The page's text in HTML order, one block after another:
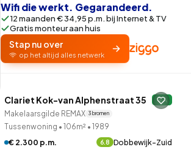
Wifi die werkt. Gegarandeerd.
12 maanden € 34,95 p.m. bij Internet & TV
Gratis monteur aan huis
Stap nu over
op het altijd alles netwerk
Clariet Kok-van Alphenstraat 35 A
Makelaarsgilde REMAX 3 bronnen
Tussenwoning • 106m² • 1989
€ 2.300 p.m.
6.8 Dobbewijk-Zuid